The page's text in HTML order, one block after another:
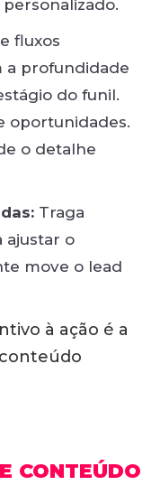
fluxos
a profundidade
do funil.
oportunidades.
o detalhe
Traga
ajustar o
move o lead
à ação é a
CONTEÚDO